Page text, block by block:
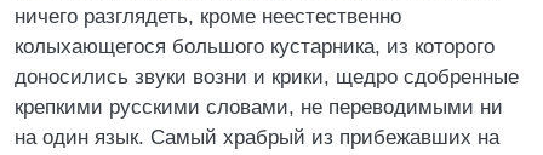
ничего разглядеть, кроме неестественно
колыхающегося большого кустарника, из которого
доносились звуки возни и крики, щедро сдобренные
крепкими русскими словами, не переводимыми ни
на один язык. Самый храбрый из прибежавших на